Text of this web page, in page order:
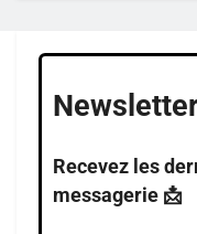
Recevez les
messagerie 📩